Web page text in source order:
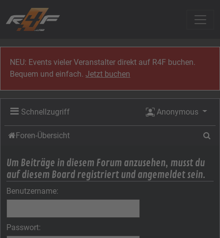
NEU: Events vieler Veranstalter direkt auf R4F buchen.
Bequem und einfach.Jetzt buchen
Schnellzugriff Anonymous
Foren-Übersicht
Um Beiträge in diesem Forum anzusehen, musst du
auf diesem Board registriert und angemeldet sein.
Benutzername:
Passwort: